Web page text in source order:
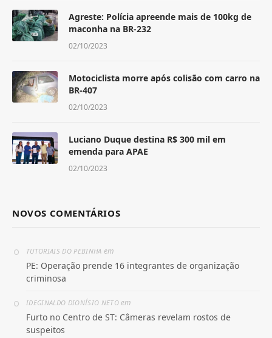
Agreste: Polícia apreende mais de 100kg de
maconha na BR-232
02/10/2023
Motociclista morre após colisão com carro na
BR-407
02/10/2023
Luciano Duque destina R$ 300 mil em
emenda para APAE
02/10/2023
NOVOS COMENTÁRIOS
TUTORIAIS DO PEBINHA em
PE: Operação prende 16 integrantes de organização
criminosa
IDEGINALDO DIONÍSIO NETOem
Furto no Centro de ST: Câmeras revelam rostos de
suspeitos